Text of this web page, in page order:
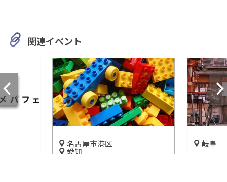
関連イベント
名古屋市港区
愛知
岐阜